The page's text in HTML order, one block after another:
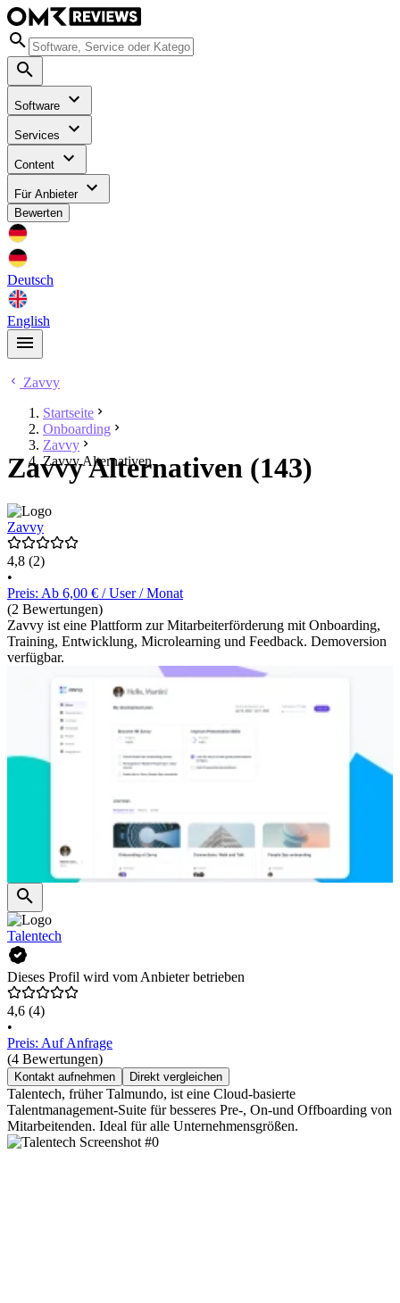
Software
Services
Content
Für Anbieter
Bewerten
Deutsch
English
Zavvy
Startseite
Onboarding
Zavvy
Zavvy Alternativen
Zavvy Alternativen (143)
Zavvy
4,8 (2)
•
Preis: Ab 6,00 € / User / Monat
(2 Bewertungen)
Zavvy ist eine Plattform zur Mitarbeiterförderung mit Onboarding,
Training, Entwicklung, Microlearning und Feedback. Demoversion
verfügbar.
Talentech
Dieses Profil wird vom Anbieter betrieben
4,6 (4)
•
Preis: Auf Anfrage
(4 Bewertungen)
Kontakt aufnehmen Direkt vergleichen
Talentech, früher Talmundo, ist eine Cloud-basierte
Talentmanagement-Suite für besseres Pre-, On-und Offboarding von
Mitarbeitenden. Ideal für alle Unternehmensgrößen.